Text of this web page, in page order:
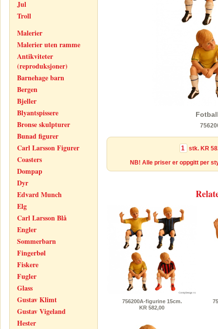
Jul
Troll
Malerier
Malerier uten ramme
Antikviteter
(reproduksjoner)
Barnehage barn
Bergen
Bjeller
Blyantspissere
Bronse skulpturer
Bunad figurer
Carl Larsson Figurer
Coasters
Dompap
Dyr
Edvard Munch
Elg
Carl Larsson Blå
Engler
Sommerbarn
Fingerbøl
Fiskere
Fugler
Glass
Gustav Klimt
Gustav Vigeland
Hester
stk. KR
NB! Alle priser er oppgitt per
756200A-figurine 15cm.
KR 582,00